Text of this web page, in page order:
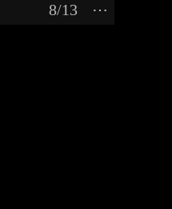
⋯
8/13